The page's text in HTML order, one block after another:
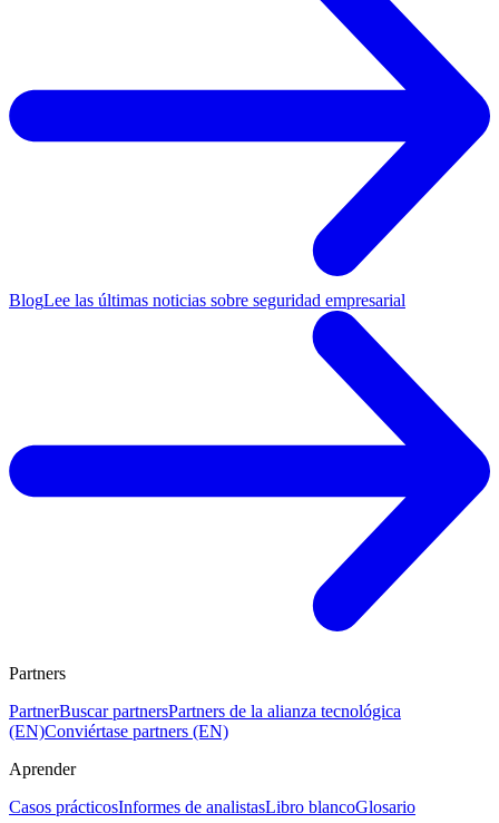
BlogLee las últimas noticias sobre seguridad empresarial
Partners
PartnerBuscar partnersPartners de la alianza tecnológica
(EN)Conviértase partners (EN)
Aprender
Casos prácticosInformes de analistasLibro blancoGlosario